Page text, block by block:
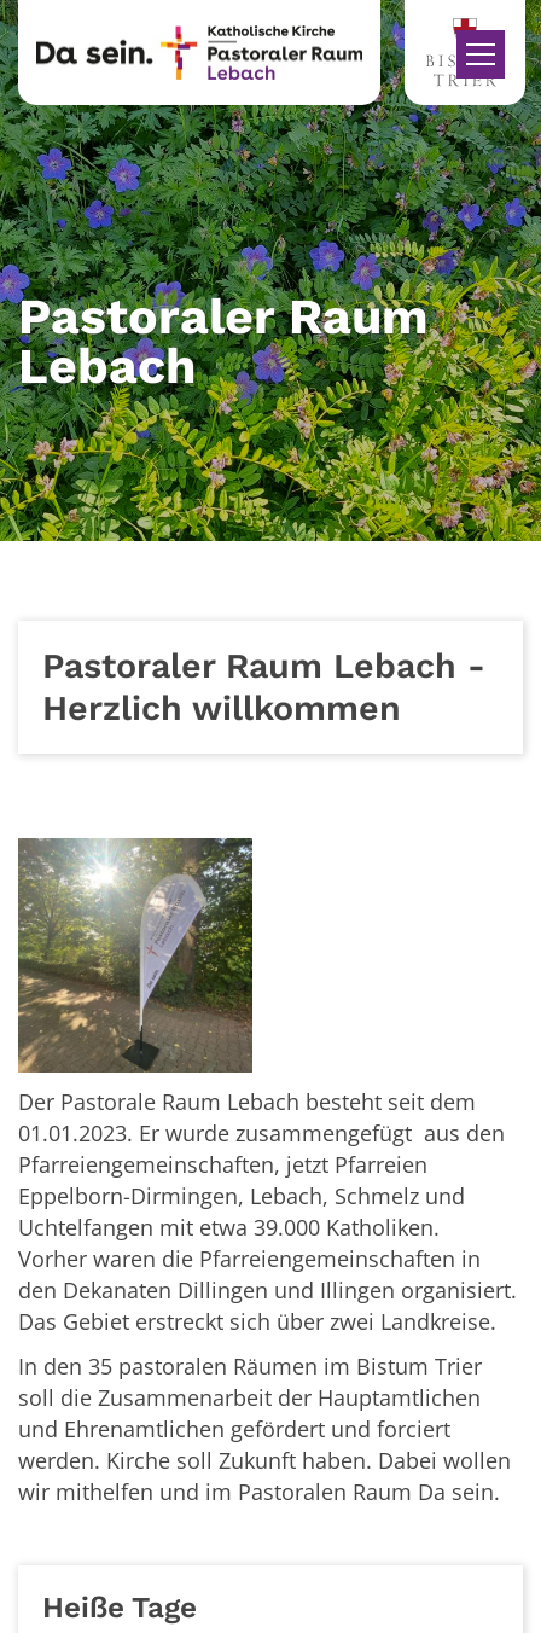
Zum Inhalt springen
Pastoraler Raum
Lebach
Pastoraler Raum Lebach -
Herzlich willkommen
Der Pastorale Raum Lebach besteht seit dem
01.01.2023. Er wurde zusammengefügt aus den
Pfarreiengemeinschaften, jetzt Pfarreien
Eppelborn-Dirmingen, Lebach, Schmelz und
Uchtelfangen mit etwa 39.000 Katholiken.
Vorher waren die Pfarreiengemeinschaften in
den Dekanaten Dillingen und Illingen organisiert.
Das Gebiet erstreckt sich über zwei Landkreise.
In den 35 pastoralen Räumen im Bistum Trier
soll die Zusammenarbeit der Hauptamtlichen
und Ehrenamtlichen gefördert und forciert
werden. Kirche soll Zukunft haben. Dabei wollen
wir mithelfen und im Pastoralen Raum Da sein.
Heiße Tage